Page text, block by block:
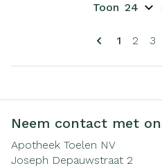
U lees
1 Pagina
2 3
Toon
Neem contact met
Apotheek Toelen NV
Joseph Depauwstraat 2